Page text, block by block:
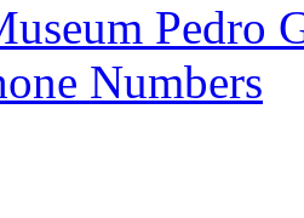
Pedro
Numbers